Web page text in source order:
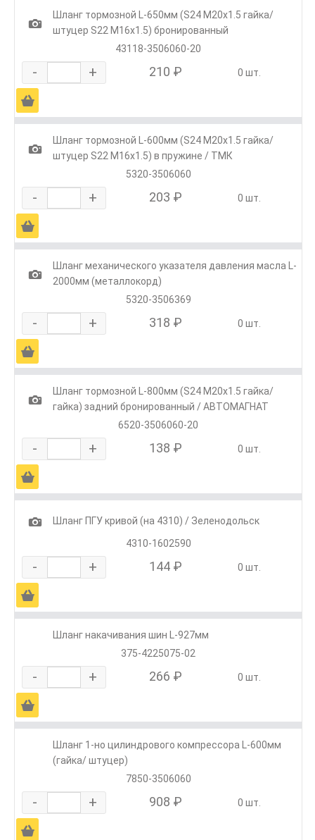
1
Шланг тормозной L-650мм (S24 M20х1.5 гайка/
штуцер S22 M16х1.5) бронированный
43118-3506060-20
- + 210 ₽ 0 шт.
Ä
1
Шланг тормозной L-600мм (S24 М20х1.5 гайка/
штуцер S22 М16х1.5) в пружине / ТМК
5320-3506060
- + 203 ₽ 0 шт.
Ä
1
Шланг механического указателя давления масла L-
2000мм (металлокорд)
5320-3506369
- + 318 ₽ 0 шт.
Ä
1
Шланг тормозной L-800мм (S24 М20х1.5 гайка/
гайка) задний бронированный / АВТОМАГНАТ
6520-3506060-20
- + 138 ₽ 0 шт.
Ä
1
Шланг ПГУ кривой (на 4310) / Зеленодольск
4310-1602590
- + 144 ₽ 0 шт.
Ä
Шланг накачивания шин L-927мм
375-4225075-02
- + 266 ₽ 0 шт.
Ä
Шланг 1-но цилиндрового компрессора L-600мм
(гайка/ штуцер)
7850-3506060
- + 908 ₽ 0 шт.
Ä